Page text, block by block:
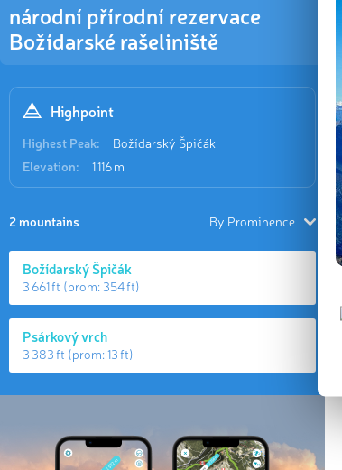
národní přírodní rezervace
Božídarské rašeliniště
Highpoint
Highest Peak:
Božídarský Špičák
Elevation:
1 116 m
2 mountains By Prominence
Božídarský Špičák
3 661 ft (prom: 354 ft)
Psárkový vrch
3 383 ft (prom:13 ft)